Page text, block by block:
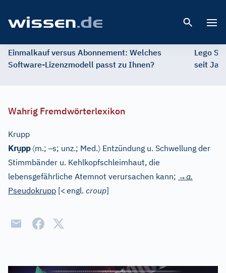
Einmalkauf versus Abonnement: Welches
Software-Lizenzmodell passt zu Ihnen?
Lego
seit
Wahrig Fremdwörterlexikon
Krupp
Krụpp 〈m.;–s; unz.; Med.〉 Entzündung u. Schwellung der
Stimmbänder u. Kehlkopfschleimhaut, die
lebensgefährliche Atemnot verursachen kann; →a.
Pseudokrupp [<engl. croup]